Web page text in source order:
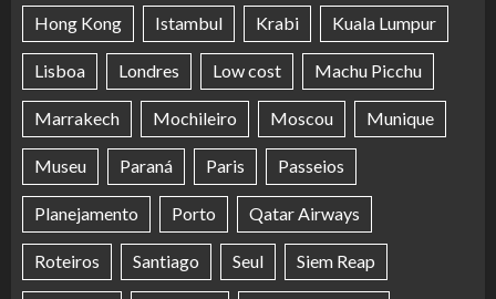
Hong Kong Istambul Krabi Kuala Lumpur
Lisboa Londres Low cost Machu Picchu
Marrakech Mochileiro Moscou Munique
Museu Paraná Paris Passeios
Planejamento Porto Qatar Airways
Roteiros Santiago Seul Siem Reap